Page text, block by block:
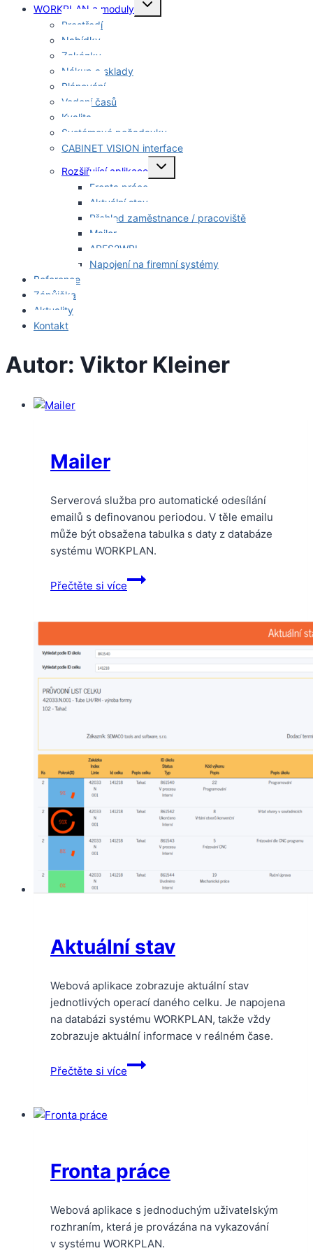
WORKPLAN a moduly
Prostředí
Nabídky
Zakázky
Nákup a sklady
Plánování
Vedení časů
Kvalita
Systémové požadavky
CABINET VISION interface
Rozšiřující aplikace
Toggle
Fronta práce
Aktuální stav
Přehled zaměstnance / pracoviště
Mailer
ARES2WPL
Napojení na firemní systémy
Reference
Zápůjčka
Aktuality
Kontakt
Autor: Viktor Kleiner
Mailer
Serverová služba pro automatické odesílání
emailů s definovanou periodou. V těle emailu
může být obsažena tabulka s daty z databáze
systému WORKPLAN.
Přečtěte si více
Mailer
Aktuální stav
Webová aplikace zobrazuje aktuální stav
jednotlivých operací daného celku. Je napojena
na databázi systému WORKPLAN, takže vždy
zobrazuje aktuální informace v reálném čase.
Přečtěte si více
Aktuální
stav
Fronta práce
Webová aplikace s jednoduchým uživatelským
rozhraním, která je provázána na vykazování
v systému WORKPLAN.